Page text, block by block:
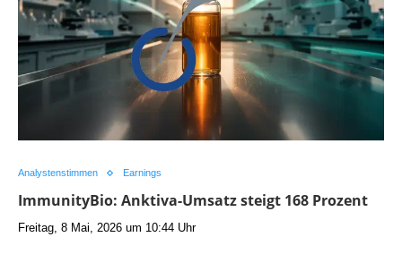
Analystenstimmen Earnings
ImmunityBio: Anktiva-Umsatz steigt 168 Prozent
Freitag, 8 Mai, 2026 um 10:44 Uhr